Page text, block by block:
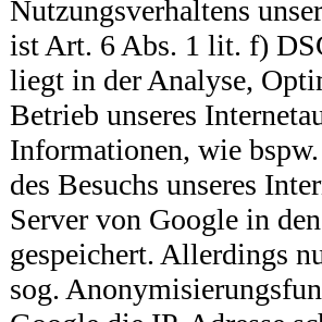
Nutzungsverhaltens
ist Art. 6 Abs. 1 lit. f)
liegt in der Analyse,
Betrieb unseres
Informationen, wie
des Besuchs unseres
Server von Google in
gespeichert. Allerdings
sog.